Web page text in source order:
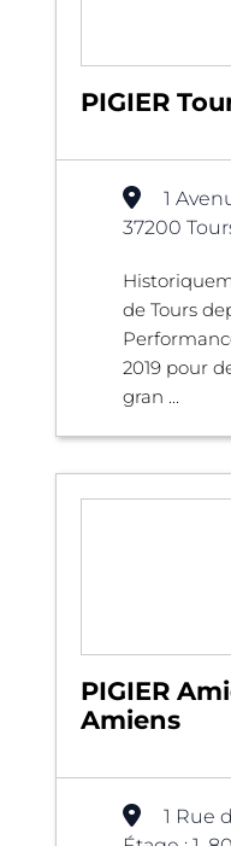
PIGIER
1
37200
de Tours
2019 pour
gran ...
PIGIER
Amiens
1 Rue